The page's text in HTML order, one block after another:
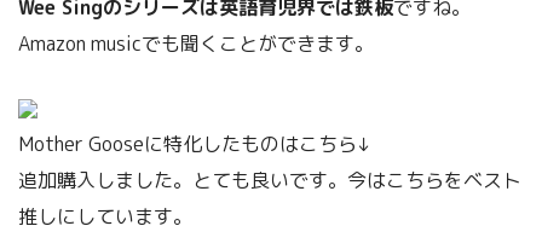
Wee Singのシリーズは英語育児界では鉄板ですね。
Amazon musicでも聞くことができます。
Mother Gooseに特化したものはこちら↓
追加購入しました。とても良いです。今はこちらをベスト
推しにしています。